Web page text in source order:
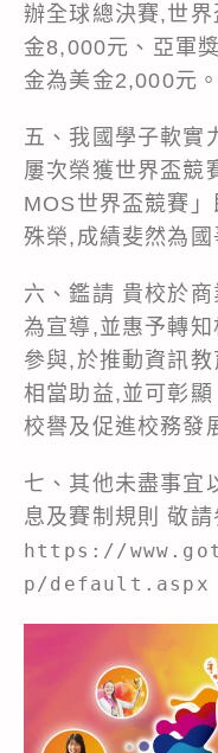
辦全球總決賽,世
金8,000元、亞軍
金為美金2,000元。
五、我國學子軟實
屢次榮獲世界盃
MOS世界盃競賽
殊榮,成績斐然為國
六、鑑請 貴校於
為宣導,並惠予轉
參與,於推動資訊
相當助益,並可彰
校譽及促進校務發
七、其他未盡事宜
息及賽制規則 敬
https://
p/default.aspx